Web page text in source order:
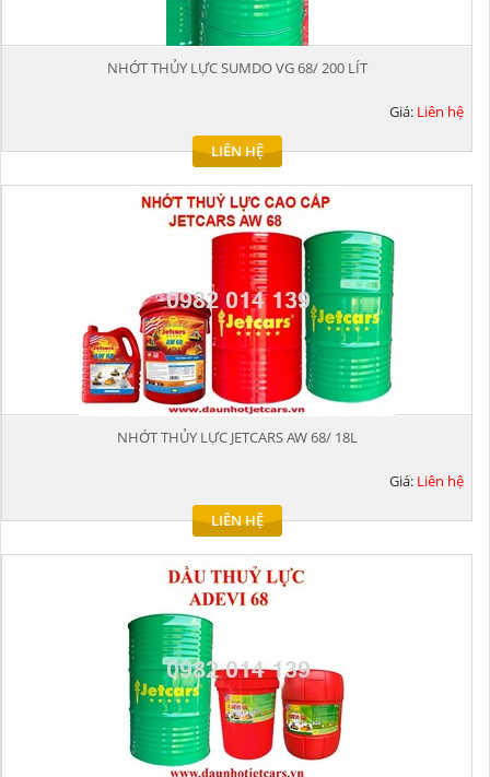
NHỚT THỦY LỰC SUMDO VG 68/ 200 LÍT
Giá: Liên hệ
LIÊN HỆ
NHỚT THỦY LỰC JETCARS AW 68/ 18L
Giá: Liên hệ
LIÊN HỆ